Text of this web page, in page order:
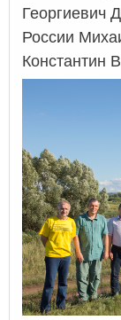
Георгиевич
России
Константин